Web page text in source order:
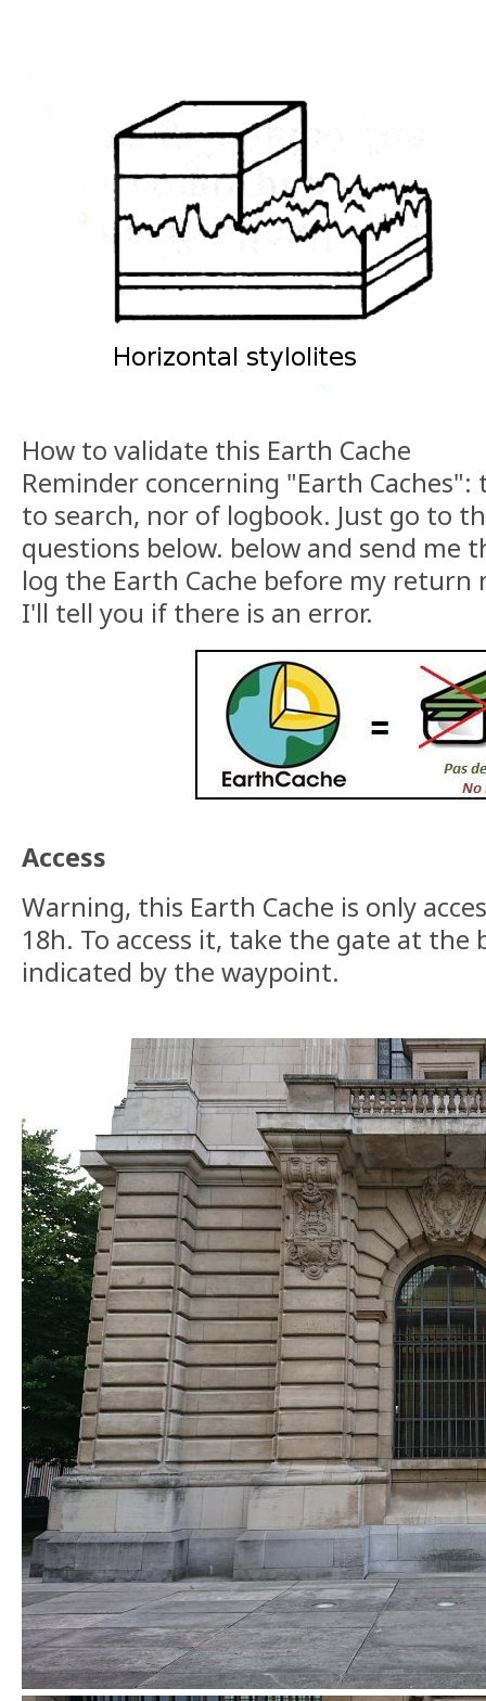
How to validate this Earth Cache
Reminder concerning "Earth
to search, nor of logbook. Just go to
questions below. below and send me
log the Earth Cache before my return
I'll tell you if there is an error.
Access
Warning, this Earth Cache is only
18h. To access it, take the gate at
indicated by the waypoint.